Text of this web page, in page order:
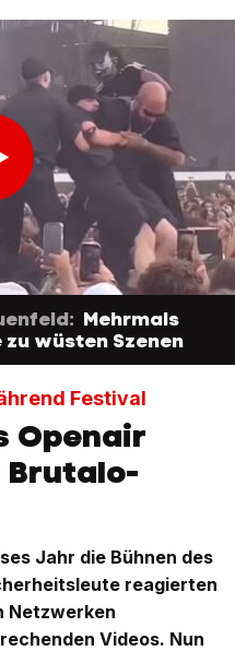
Mehrmals
wüsten Szenen
Festival
Openair
Jahr die Bühnen des
reagierten
Netzwerken
Videos. Nun